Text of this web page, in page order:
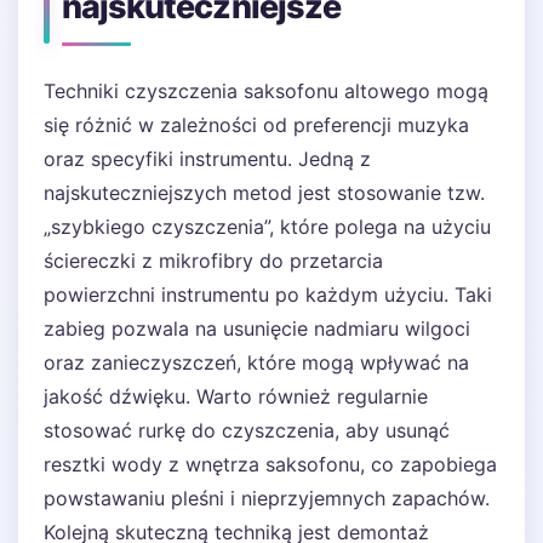
Techniki czyszczenia saksofonu altowego mogą
się różnić w zależności od preferencji muzyka
oraz specyfiki instrumentu. Jedną z
najskuteczniejszych metod jest stosowanie tzw.
„szybkiego czyszczenia”, które polega na użyciu
ściereczki z mikrofibry do przetarcia
powierzchni instrumentu po każdym użyciu. Taki
zabieg pozwala na usunięcie nadmiaru wilgoci
oraz zanieczyszczeń, które mogą wpływać na
jakość dźwięku. Warto również regularnie
stosować rurkę do czyszczenia, aby usunąć
resztki wody z wnętrza saksofonu, co zapobiega
powstawaniu pleśni i nieprzyjemnych zapachów.
Kolejną skuteczną techniką jest demontaż